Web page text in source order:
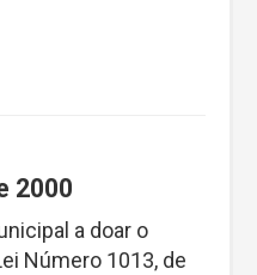
2000
a doar o
Número 1013, de